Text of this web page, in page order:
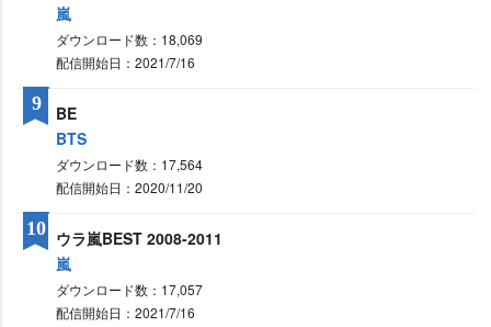
嵐
ダウンロード数：18,069
配信開始日：2021/7/16
BE
BTS
ダウンロード数：17,564
配信開始日：2020/11/20
9
ウラ嵐BEST 2008-2011
嵐
ダウンロード数：17,057
配信開始日：2021/7/16
10